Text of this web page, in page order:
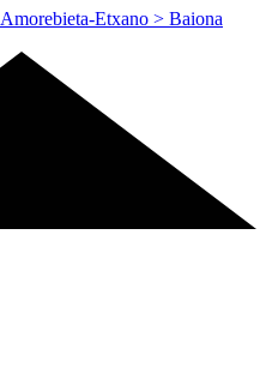
Amorebieta-Etxano > Baiona